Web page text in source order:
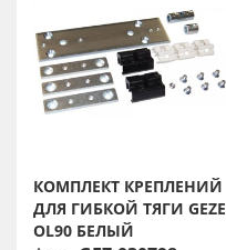
КОМПЛЕКТ КРЕПЛЕНИЙ
ДЛЯ ГИБКОЙ ТЯГИ GEZE
OL90 БЕЛЫЙ